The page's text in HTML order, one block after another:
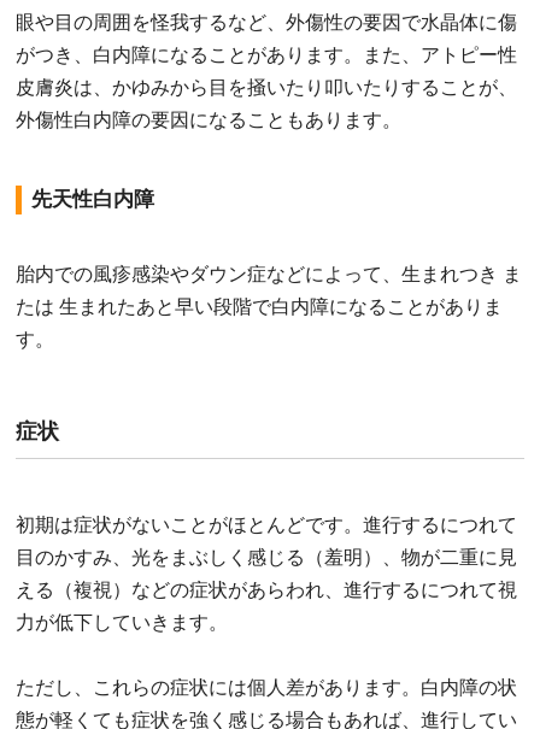
眼や目の周囲を怪我するなど、外傷性の要因で水晶体に傷
がつき、白内障になることがあります。また、アトピー性
皮膚炎は、かゆみから目を掻いたり叩いたりすることが、
外傷性白内障の要因になることもあります。
先天性白内障
胎内での風疹感染やダウン症などによって、生まれつき ま
たは 生まれたあと早い段階で白内障になることがありま
す。
症状
初期は症状がないことがほとんどです。進行するにつれて
目のかすみ、光をまぶしく感じる（羞明）、物が二重に見
える（複視）などの症状があらわれ、進行するにつれて視
力が低下していきます。
ただし、これらの症状には個人差があります。白内障の状
態が軽くても症状を強く感じる場合もあれば、進行してい